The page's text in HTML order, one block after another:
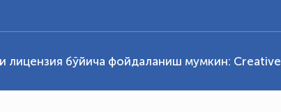
лицензия бўйича фойдаланиш мумкин: